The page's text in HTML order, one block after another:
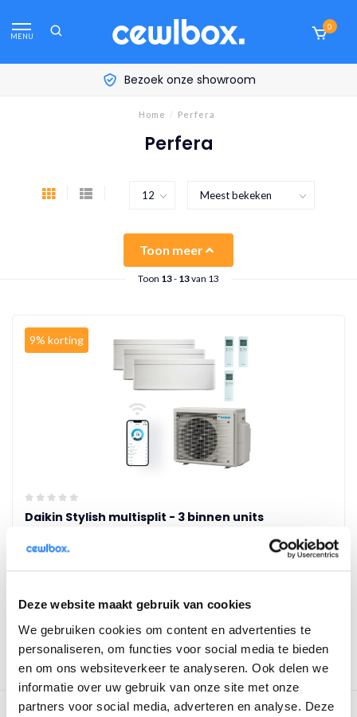
Deze website maakt gebruik van cookies
We gebruiken cookies om content en advertenties te
personaliseren, om functies voor social media te bieden
en om ons websiteverkeer te analyseren. Ook delen we
informatie over uw gebruik van onze site met onze
partners voor social media, adverteren en analyse. Deze
MENU
0
Bezoek onze showroom
Home / Perfera
Perfera
Toon meer
Toon 13- 13van 13
9% korting
Daikin Stylish multisplit - 3 binnen units
Energielabl A+++
Geluidsdrukniveau 19dB(A)
Toon13-13 van 13